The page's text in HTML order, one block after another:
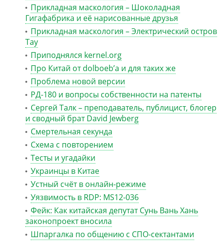
Прикладная маскология – Шоколадная
Гигафабрика и её нарисованные друзья
Прикладная маскология – Электрический остров
Тау
Приподнялся kernel.org
Про Китай от dolboeb’а и для таких же
Проблема новой версии
РД-180 и вопросы собственности на патенты
Сергей Талк – преподаватель, публицист, блогер
и сводный брат David Jewberg
Смертельная секунда
Схема с повторением
Тесты и угадайки
Украинцы в Китае
Устный счёт в онлайн-режиме
Уязвимость в RDP: MS12-036
Фейк: Как китайская депутат Сунь Вань Хань
законопроект вносила
Шпаргалка по общению с СПО-сектантами